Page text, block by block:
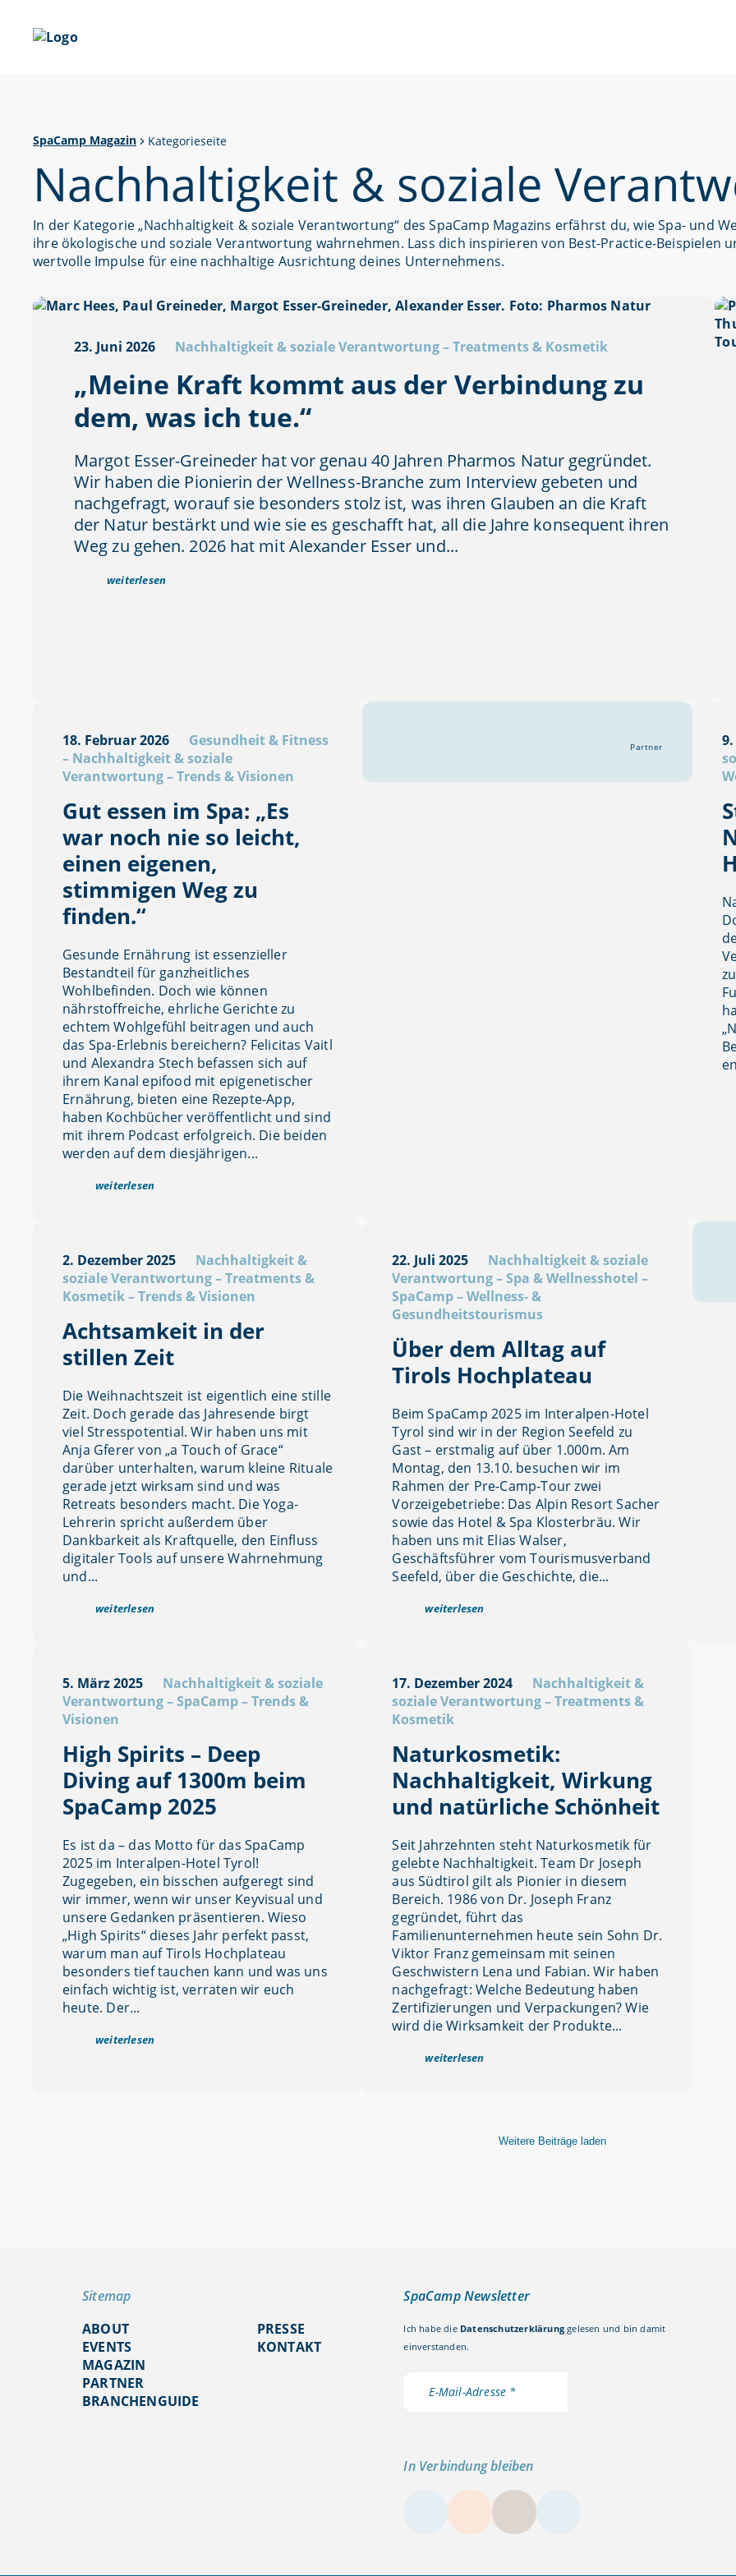
SpaCamp Magazin Kategorieseite
Nachhaltigkeit & soziale
In der Kategorie „Nachhaltigkeit & soziale Verantwortung“ des SpaCamp Magazins erfährst du, wie Spa- und
ihre ökologische und soziale Verantwortung wahrnehmen. Lass dich inspirieren von Best-Practice-Beispielen
wertvolle Impulse für eine nachhaltige Ausrichtung deines Unternehmens.
23. Juni 2026 Nachhaltigkeit & soziale Verantwortung–Treatments & Kosmetik
„Meine Kraft kommt aus der Verbindung zu
dem, was ich tue.“
Margot Esser-Greineder hat vor genau 40 Jahren Pharmos Natur gegründet.
Wir haben die Pionierin der Wellness-Branche zum Interview gebeten und
nachgefragt, worauf sie besonders stolz ist, was ihren Glauben an die Kraft
der Natur bestärkt und wie sie es geschafft hat, all die Jahre konsequent ihren
Weg zu gehen. 2026 hat mit Alexander Esser und...
weiterlesen
18. Februar 2026
Gesundheit & Fitness
– Nachhaltigkeit & soziale
Verantwortung–Trends & Visionen
Gut essen im Spa: „Es
war noch nie so leicht,
einen eigenen,
stimmigen Weg zu
finden.“
Gesunde Ernährung ist essenzieller
Bestandteil für ganzheitliches
Wohlbefinden. Doch wie können
nährstoffreiche, ehrliche Gerichte zu
echtem Wohlgefühl beitragen und auch
das Spa-Erlebnis bereichern? Felicitas Vaitl
und Alexandra Stech befassen sich auf
ihrem Kanal epifood mit epigenetischer
Ernährung, bieten eine Rezepte-App,
haben Kochbücher veröffentlicht und sind
mit ihrem Podcast erfolgreich. Die beiden
werden auf dem diesjährigen...
weiterlesen
Partner
2. Dezember 2025
Nachhaltigkeit &
soziale Verantwortung–Treatments &
Kosmetik–Trends & Visionen
Achtsamkeit in der
stillen Zeit
Die Weihnachtszeit ist eigentlich eine stille
Zeit. Doch gerade das Jahresende birgt
viel Stresspotential. Wir haben uns mit
Anja Gferer von „a Touch of Grace“
darüber unterhalten, warum kleine Rituale
gerade jetzt wirksam sind und was
Retreats besonders macht. Die Yoga-
Lehrerin spricht außerdem über
Dankbarkeit als Kraftquelle, den Einfluss
digitaler Tools auf unsere Wahrnehmung
und...
weiterlesen
22. Juli 2025
Nachhaltigkeit & soziale
Verantwortung–Spa & Wellnesshotel –
SpaCamp–Wellness- &
Gesundheitstourismus
Über dem Alltag auf
Tirols Hochplateau
Beim SpaCamp 2025 im Interalpen-Hotel
Tyrol sind wir in der Region Seefeld zu
Gast – erstmalig auf über 1.000m. Am
Montag, den 13.10. besuchen wir im
Rahmen der Pre-Camp-Tour zwei
Vorzeigebetriebe: Das Alpin Resort Sacher
sowie das Hotel & Spa Klosterbräu. Wir
haben uns mit Elias Walser,
Geschäftsführer vom Tourismusverband
Seefeld, über die Geschichte, die...
weiterlesen
5. März 2025
Nachhaltigkeit & soziale
Verantwortung–SpaCamp–Trends &
Visionen
High Spirits – Deep
Diving auf 1300m beim
SpaCamp 2025
Es ist da – das Motto für das SpaCamp
2025 im Interalpen-Hotel Tyrol!
Zugegeben, ein bisschen aufgeregt sind
wir immer, wenn wir unser Keyvisual und
unsere Gedanken präsentieren. Wieso
„High Spirits“ dieses Jahr perfekt passt,
warum man auf Tirols Hochplateau
besonders tief tauchen kann und was uns
einfach wichtig ist, verraten wir euch
heute. Der...
weiterlesen
17. Dezember 2024
Nachhaltigkeit &
soziale Verantwortung–Treatments &
Kosmetik
Naturkosmetik:
Nachhaltigkeit, Wirkung
und natürliche Schönheit
Seit Jahrzehnten steht Naturkosmetik für
gelebte Nachhaltigkeit. Team Dr Joseph
aus Südtirol gilt als Pionier in diesem
Bereich. 1986 von Dr. Joseph Franz
gegründet, führt das
Familienunternehmen heute sein Sohn Dr.
Viktor Franz gemeinsam mit seinen
Geschwistern Lena und Fabian. Wir haben
nachgefragt: Welche Bedeutung haben
Zertifizierungen und Verpackungen? Wie
wird die Wirksamkeit der Produkte...
weiterlesen
Weitere Beiträge laden
Sitemap
ABOUT
EVENTS
MAGAZIN
PARTNER
BRANCHENGUIDE
PRESSE
KONTAKT
SpaCamp Newsletter
Ich habe die Datenschutzerklärunggelesen und bin damit
einverstanden.
In Verbindung bleiben
LinkedIn
Instagram
YouTubeKontakt